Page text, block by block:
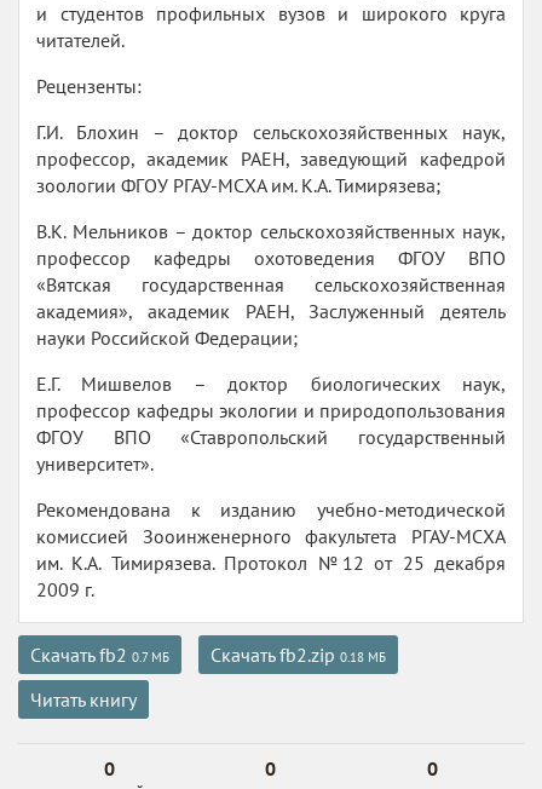
и студентов профильных вузов и широкого круга
читателей.
Рецензенты:
Г.И. Блохин – доктор сельскохозяйственных наук,
профессор, академик РАЕН, заведующий кафедрой
зоологии ФГОУ РГАУ-МСХА им. К.А. Тимирязева;
В.К. Мельников – доктор сельскохозяйственных наук,
профессор кафедры охотоведения ФГОУ ВПО
«Вятская государственная сельскохозяйственная
академия», академик РАЕН, Заслуженный деятель
науки Российской Федерации;
Е.Г. Мишвелов – доктор биологических наук,
профессор кафедры экологии и природопользования
ФГОУ ВПО «Ставропольский государственный
университет».
Рекомендована к изданию учебно-методической
комиссией Зооинженерного факультета РГАУ-МСХА
им. К.А. Тимирязева. Протокол №12 от 25 декабря
2009 г.
Скачать fb2 0.7 МБ Скачать fb2.zip 0.18 МБ
Читать книгу
0 0 0